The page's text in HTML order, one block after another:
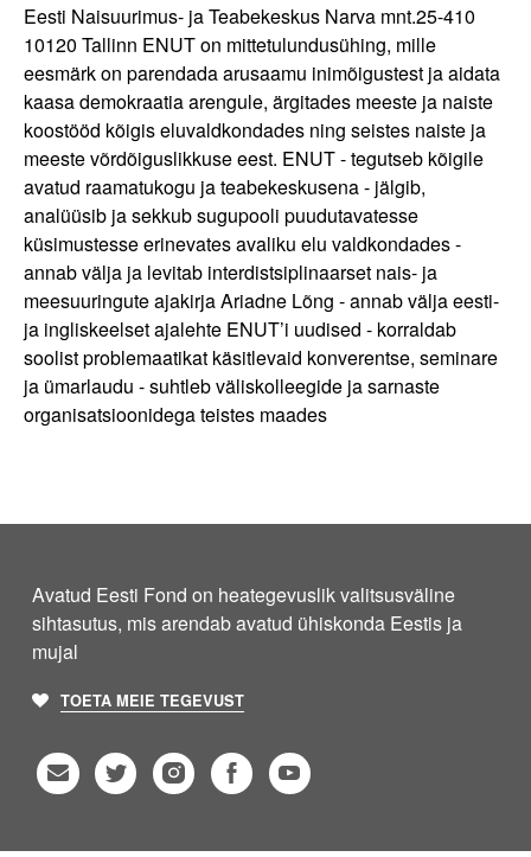
Eesti Naisuurimus- ja Teabekeskus Narva mnt.25-410
10120 Tallinn ENUT on mittetulundusühing, mille
eesmärk on parendada arusaamu inimõigustest ja aidata
kaasa demokraatia arengule, ärgitades meeste ja naiste
koostööd kõigis eluvaldkondades ning seistes naiste ja
meeste võrdõiguslikkuse eest. ENUT - tegutseb kõigile
avatud raamatukogu ja teabekeskusena - jälgib,
analüüsib ja sekkub sugupooli puudutavatesse
küsimustesse erinevates avaliku elu valdkondades -
annab välja ja levitab interdistsiplinaarset nais- ja
meesuuringute ajakirja Ariadne Lõng - annab välja eesti-
ja ingliskeelset ajalehte ENUT’i uudised - korraldab
soolist problemaatikat käsitlevaid konverentse, seminare
ja ümarlaudu - suhtleb väliskolleegide ja sarnaste
organisatsioonidega teistes maades
Avatud Eesti Fond on heategevuslik valitsusväline
sihtasutus, mis arendab avatud ühiskonda Eestis ja
mujal
TOETA MEIE TEGEVUST